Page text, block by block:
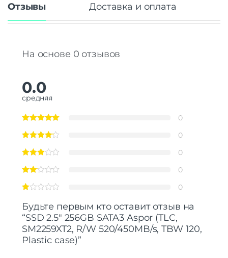
Отзывы Доставка и оплата
На основе 0 отзывов
0.0
средняя
0
0
0
0
0
Будьте первым кто оставит отзыв на
“SSD 2.5″ 256GB SATA3 Aspor (TLC,
SM2259XT2, R/W 520/450MB/s, TBW 120,
Plastic case)”